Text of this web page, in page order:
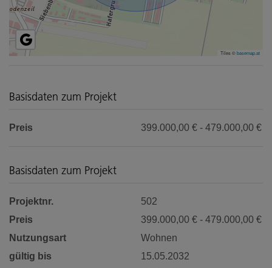
Tiles ©basemap.at
Basisdaten zum Projekt
Preis 399.000,00 € - 479.000,00 €
Basisdaten zum Projekt
Projektnr.
502
Preis
399.000,00 € - 479.000,00 €
Nutzungsart
Wohnen
gültig bis
15.05.2032